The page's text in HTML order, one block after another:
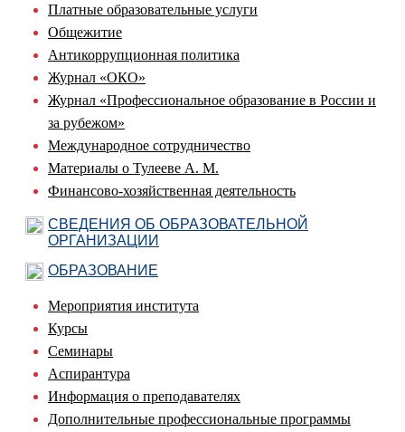
Платные образовательные услуги
Общежитие
Антикоррупционная политика
Журнал «ОКО»
Журнал «Профессиональное образование в России и
за рубежом»
Международное сотрудничество
Материалы о Тулееве А. М.
Финансово-хозяйственная деятельность
СВЕДЕНИЯ ОБ ОБРАЗОВАТЕЛЬНОЙ
ОРГАНИЗАЦИИ
ОБРАЗОВАНИЕ
Мероприятия института
Курсы
Семинары
Аспирантура
Информация о преподавателях
Дополнительные профессиональные программы